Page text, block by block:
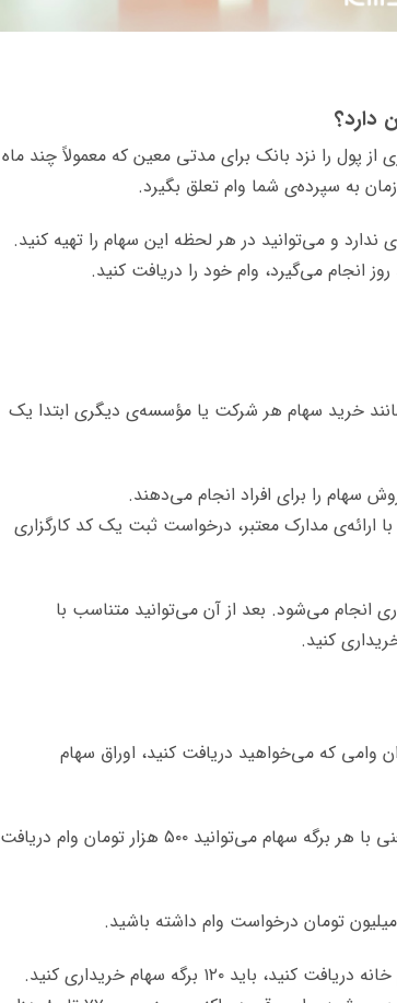
از پول را نزد بانک برای مدتی معین که معمولاً چند ماه
به سپرده‌ی شما وام تعلق بگیرد.
و می‌توانید در هر لحظه این سهام را تهیه کنید.
انجام می‌گیرد، وام خود را دریافت کنید.
خرید سهام هر شرکت یا مؤسسه‌ی دیگری ابتدا یک
سهام را برای افراد انجام می‌دهند.
ارائه‌ی مدارک معتبر، درخواست ثبت یک کد کارگزاری
می‌شود. بعد از آن می‌توانید متناسب با
کنید.
وامی که می‌خواهید دریافت کنید، اوراق سهام
ارزش هر برگ سهام بانک مسکن ۵۰۰ هزار تومان است؛ یعنی با هر برگه سهام می‌توانید ۵۰۰ هزار تومان وام دریافت
در نتیجه به عنوان مثال اگر بخواهید ۶۰ میلیون تومان وام خانه دریافت کنید، باید ۱۲۰ برگه سهام خریداری کنید.